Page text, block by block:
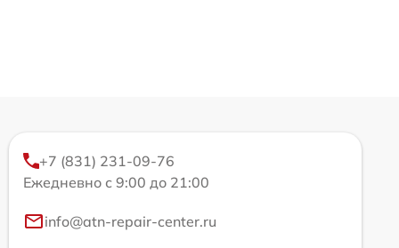
+7 (831) 231-09-76
Ежедневно с 9:00 до 21:00
info@atn-repair-center.ru